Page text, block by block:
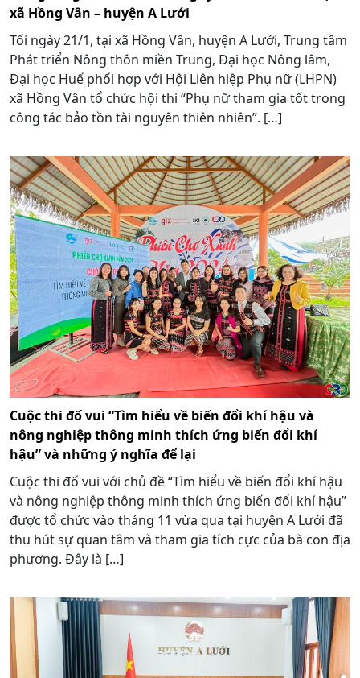
xã Hồng Vân – huyện A Lưới
Tối ngày 21/1, tại xã Hồng Vân, huyện A Lưới, Trung tâm
Phát triển Nông thôn miền Trung, Đại học Nông lâm,
Đại học Huế phối hợp với Hội Liên hiệp Phụ nữ (LHPN)
xã Hồng Vân tổ chức hội thi “Phụ nữ tham gia tốt trong
công tác bảo tồn tài nguyên thiên nhiên”. […]
Cuộc thi đố vui “Tìm hiểu về biến đổi khí hậu và
nông nghiệp thông minh thích ứng biến đổi khí
hậu” và những ý nghĩa để lại
Cuộc thi đố vui với chủ đề “Tìm hiểu về biến đổi khí hậu
và nông nghiệp thông minh thích ứng biến đổi khí hậu”
được tổ chức vào tháng 11 vừa qua tại huyện A Lưới đã
thu hút sự quan tâm và tham gia tích cực của bà con địa
phương. Đây là […]